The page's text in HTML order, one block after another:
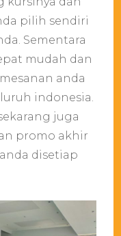
pilih sendiri
Sementara
mudah dan
anda
indonesia.
juga
promo akhir
disetiap